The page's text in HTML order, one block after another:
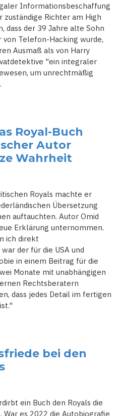
Informationsbeschaffung
zuständige Richter am High
dass der 39 Jahre alte Sohn
Telefon-Hacking wurde,
Ausmaß als von Harry
"ein integraler
um unrechtmäßig
Royal-Buch
Autor
Wahrheit
Royals machte er
Übersetzung
auftauchten. Autor Omid
Erklärung unternommen.
ich direkt
der für die USA und
in einem Beitrag für die
Monate mit unabhängigen
Rechtsberatern
dass jedes Detail im fertigen
bei den
ein Buch den Royals die
es 2022 die Autobiografie